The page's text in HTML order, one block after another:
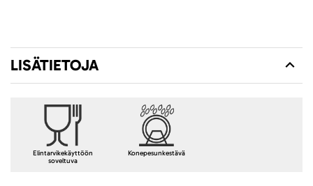
LISÄTIETOJA
Elintarvikekäyttöön
soveltuva
Konepesunkestävä